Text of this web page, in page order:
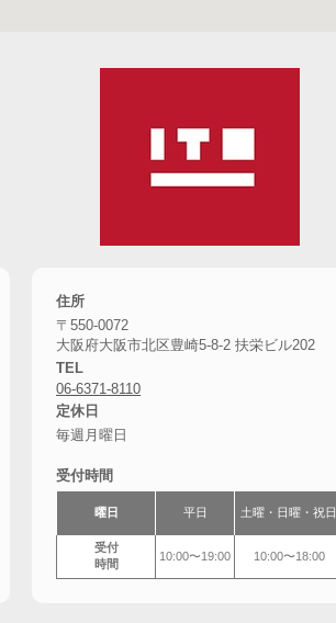
住所
〒550-0072
大阪府大阪市北区豊崎5-8-2 扶栄ビル202
TEL
06-6371-8110
定休日
毎週月曜日
受付時間
曜日 平日 土曜・日曜・祝日
受付
時間
10:00〜19:00 10:00〜18:00